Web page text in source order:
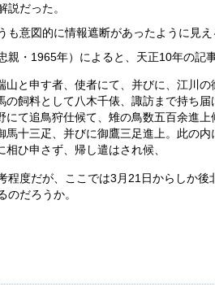
だった。
も意図的に情報遮断があったように見え
・1965年）によると、天正10年の記
と申す者、使者にて、并びに、江川の
飼料として八木千俵、諏訪まで持ち届
にて追鳥狩仕候て、雉の鳥数五百余進上
馬十三疋、并びに御鷹三足進上。此の
ひ申さず、帰し遣はされ候、
程度だが、ここでは3月21日からしか
のだろうか。